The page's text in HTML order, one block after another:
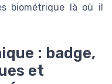
biométrique là où il
: badge,
et